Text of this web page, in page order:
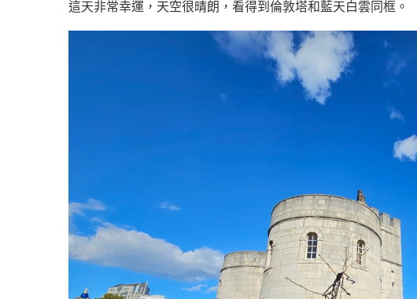
這天非常幸運，天空很晴朗，看得到倫敦塔和藍天白雲同框。